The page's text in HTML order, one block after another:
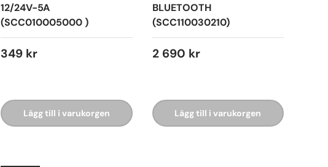
12/24V-5A
(SCC010005000 )
349 kr
Lägg till i varukorgen
BLUETOOTH
(SCC110030210)
2 690 kr
Lägg till i varukorgen